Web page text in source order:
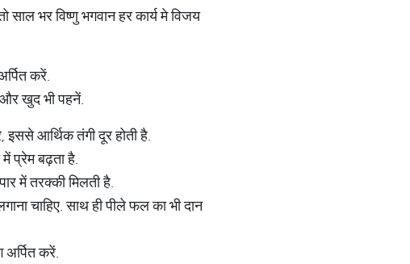
साल भर विष्णु भगवान हर कार्य मे विजय
करें.
और खुद भी पहनें.
आर्थिक तंगी दूर होती है.
प्रेम बढ़ता है.
में तरक्की मिलती है.
चाहिए. साथ ही पीले फल का भी दान
अर्पित करें.